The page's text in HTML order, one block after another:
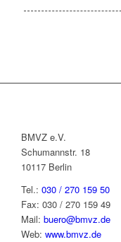
BMVZ e.V.
Schumannstr. 18
10117 Berlin
Tel.: 030 / 270 159 50
Fax: 030 / 270 159 49
Mail: buero@bmvz.de
Web: www.bmvz.de